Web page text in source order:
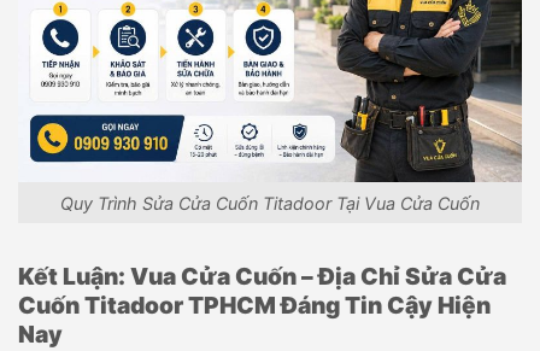
Quy Trình Sửa Cửa Cuốn Titadoor Tại Vua Cửa Cuốn
Kết Luận: Vua Cửa Cuốn –Địa Chỉ Sửa Cửa
Cuốn Titadoor TPHCM Đáng Tin Cậy Hiện
Nay